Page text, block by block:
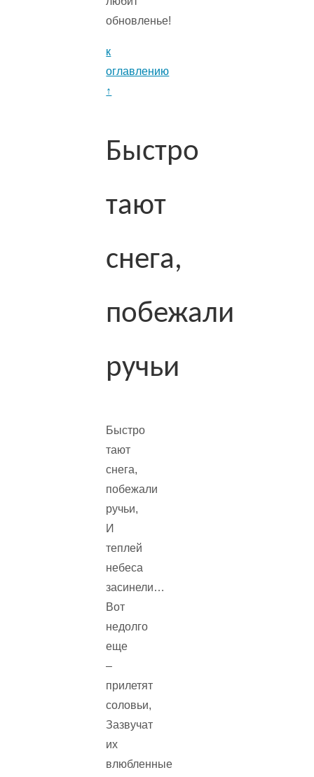
обновленье!
к
оглавлению
↑
Быстро
тают
снега,
побежали
ручьи
Быстро
тают
снега,
побежали
ручьи,
И
теплей
небеса
засинели…
Вот
недолго
еще
–
прилетят
соловьи,
Зазвучат
их
влюбленные